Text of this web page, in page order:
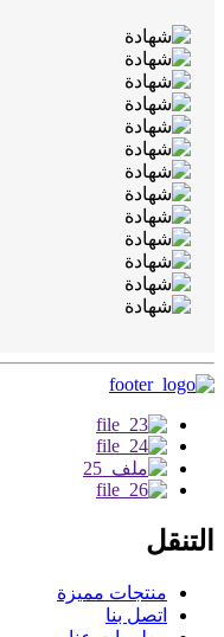
التنقل
منتجات مميزة
اتصل بنا